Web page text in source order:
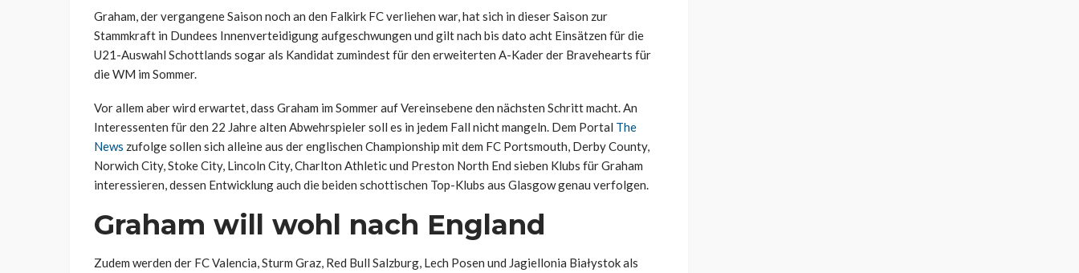
Graham, der vergangene Saison noch an den Falkirk FC verliehen war, hat sich in dieser Saison zur
Stammkraft in Dundees Innenverteidigung aufgeschwungen und gilt nach bis dato acht Einsätzen für die
U21-Auswahl Schottlands sogar als Kandidat zumindest für den erweiterten A-Kader der Bravehearts für
die WM im Sommer.
Vor allem aber wird erwartet, dass Graham im Sommer auf Vereinsebene den nächsten Schritt macht. An
Interessenten für den 22 Jahre alten Abwehrspieler soll es in jedem Fall nicht mangeln. Dem Portal The
News zufolge sollen sich alleine aus der englischen Championship mit dem FC Portsmouth, Derby County,
Norwich City, Stoke City, Lincoln City, Charlton Athletic und Preston North End sieben Klubs für Graham
interessieren, dessen Entwicklung auch die beiden schottischen Top-Klubs aus Glasgow genau verfolgen.
Graham will wohl nach England
Zudem werden der FC Valencia, Sturm Graz, Red Bull Salzburg, Lech Posen und Jagiellonia Białystok als